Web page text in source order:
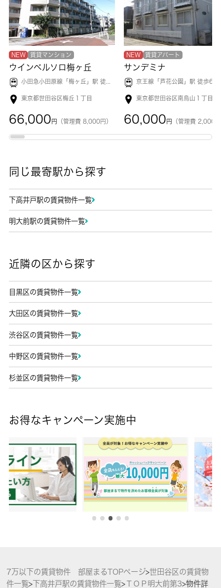
NEW 賃貸マンション
ウインベルソロ梅ヶ丘
小田急小田原線「 梅ヶ丘 」駅 徒歩5分
東京都世田谷区梅丘１丁目
66,000 円 （管理費 8,000円）
NEW 賃貸アパート
サンデミナ
京王線「芦花公園 」駅 徒歩6分
東京都世田谷区南烏山１丁目
60,000 円 （管理費 2,000
同じ最寄駅から探す
下高井戸駅の賃貸物件一覧
明大前駅の賃貸物件一覧
近隣の区から探す
目黒区の賃貸物件一覧
大田区の賃貸物件一覧
渋谷区の賃貸物件一覧
中野区の賃貸物件一覧
杉並区の賃貸物件一覧
お得なキャンペーン実施中
7万以下の賃貸物件 部屋まるTOPページ>世田谷区の賃貸物
件一覧>下高井戸駅の賃貸物件一覧>ＴＯＰ明⼤前第3>物件詳